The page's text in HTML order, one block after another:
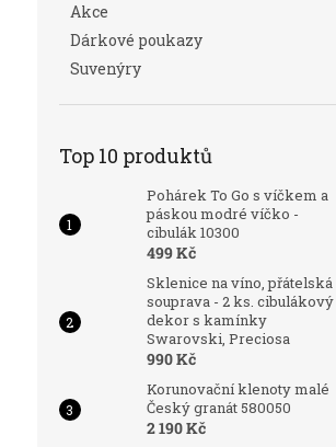
Akce
Dárkové poukazy
Suvenýry
Top 10 produktů
Pohárek To Go s víčkem a
páskou modré víčko -
cibulák 10300
499 Kč
Sklenice na víno, přátelská
souprava - 2 ks. cibulákový
dekor s kamínky
Swarovski, Preciosa
990 Kč
Korunovační klenoty malé
Český granát 580050
2 190 Kč